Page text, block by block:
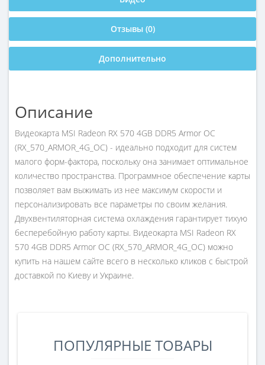
Отзывы (0)
Дополнительно
Описание
Видеокарта MSI Radeon RX 570 4GB DDR5 Armor OC
(RX_570_ARMOR_4G_OC) - идеально подходит для систем
малого форм-фактора, поскольку она занимает оптимальное
количество пространства. Программное обеспечение карты
позволяет вам выжимать из нее максимум скорости и
персонализировать все параметры по своим желания.
Двухвентиляторная система охлаждения гарантирует тихую
бесперебойную работу карты. Видеокарта MSI Radeon RX
570 4GB DDR5 Armor OC (RX_570_ARMOR_4G_OC) можно
купить на нашем сайте всего в несколько кликов с быстрой
доставкой по Киеву и Украине.
ПОПУЛЯРНЫЕ ТОВАРЫ